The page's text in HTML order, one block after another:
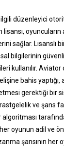
düzenleyici
oyuncuların
sağlar. Lisanslı
bilgilerinin
kullanılır.
bahis yaptığı,
gerektiği bir
ve şans
oyunun adil ve
şansının her